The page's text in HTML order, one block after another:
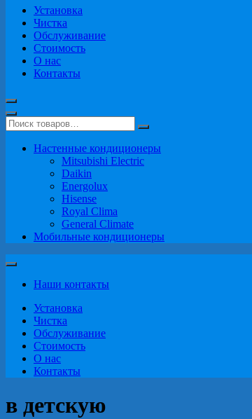
Установка
Чистка
Обслуживание
Стоимость
О нас
Контакты
Настенные кондиционеры
Mitsubishi Electric
Daikin
Energolux
Hisense
Royal Clima
General Climate
Мобильные кондиционеры
Наши контакты
Установка
Чистка
Обслуживание
Стоимость
О нас
Контакты
в детскую